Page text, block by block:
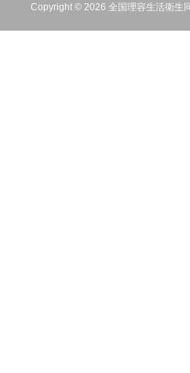
Copyright © 2026 全国理容生活衛生